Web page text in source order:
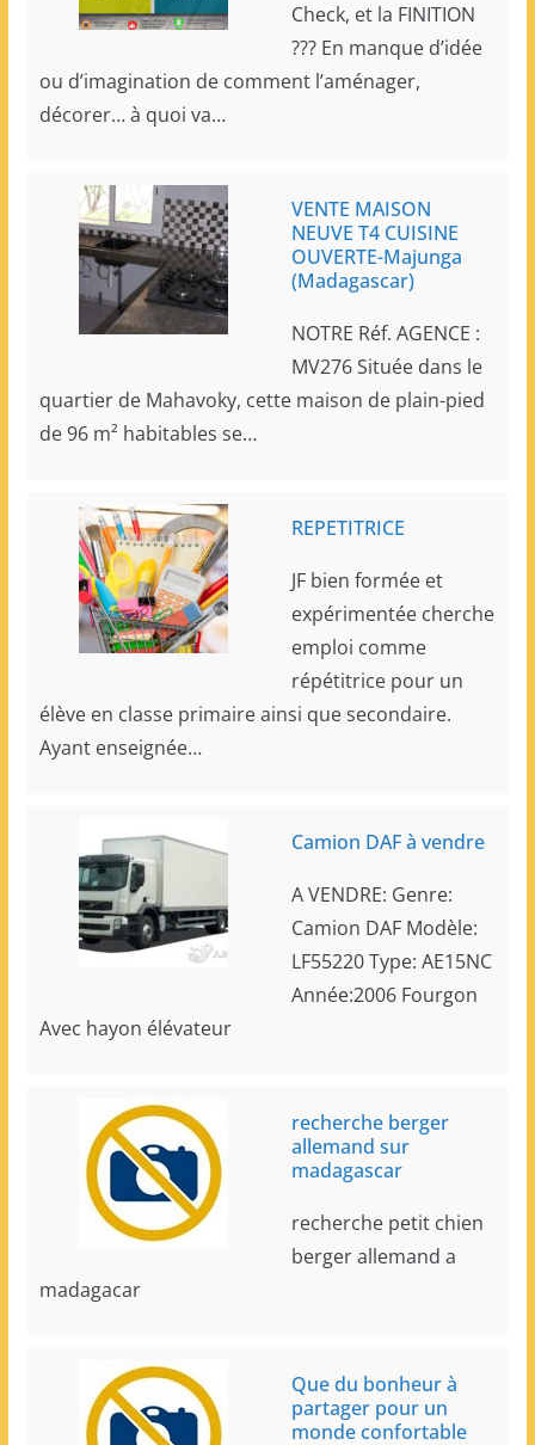
Check, et la FINITION
??? En manque d’idée
ou d’imagination de comment l’aménager,
décorer… à quoi va…
VENTE MAISON
NEUVE T4 CUISINE
OUVERTE-Majunga
(Madagascar)
NOTRE Réf. AGENCE :
MV276 Située dans le
quartier de Mahavoky, cette maison de plain-pied
de 96 m² habitables se…
REPETITRICE
JF bien formée et
expérimentée cherche
emploi comme
répétitrice pour un
élève en classe primaire ainsi que secondaire.
Ayant enseignée…
Camion DAF à vendre
A VENDRE: Genre:
Camion DAF Modèle:
LF55220 Type: AE15NC
Année:2006 Fourgon
Avec hayon élévateur
recherche berger
allemand sur
madagascar
recherche petit chien
berger allemand a
madagacar
Que du bonheur à
partager pour un
monde confortable